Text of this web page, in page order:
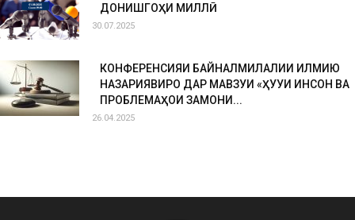
ДОНИШГОҲИ МИЛЛӢ
30.07.2025
КОНФЕРЕНСИЯИ БАЙНАЛМИЛАЛИИ ИЛМИЮ
НАЗАРИЯВИРО ДАР МАВЗУИ «ҲУҚУҚИ ИНСОН ВА
ПРОБЛЕМАҲОИ ЗАМОНИ...
26.04.2025